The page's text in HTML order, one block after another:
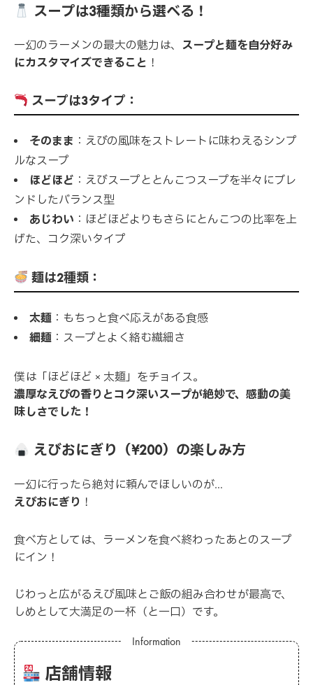
スープは3種類から選べる！
一幻のラーメンの最大の魅力は、
スープと麺を自分好み
にカスタマイズできること ！
スープは3タイプ：
そのまま ：えびの風味をストレートに味わえるシンプ
ルなスープ
ほどほど ：えびスープととんこつスープを半々にブレ
ンドしたバランス型
あじわい ：ほどほどよりもさらにとんこつの比率を上
げた、コク深いタイプ
麺は2種類：
太麺 ：もちっと食べ応えがある食感
細麺 ：スープとよく絡む繊細さ
僕は「ほどほど × 太麺」をチョイス。
濃厚なえびの香りとコク深いスープが絶妙で、感動の美
味しさでした！
えびおにぎり（¥200）の楽しみ方
一幻に行ったら絶対に頼んでほしいのが…
えびおにぎり ！
食べ方としては、ラーメンを食べ終わったあとのスープ
にイン！
じわっと広がるえび風味とご飯の組み合わせが最高で、
しめとして大満足の一杯（と一口）です。
店舗情報